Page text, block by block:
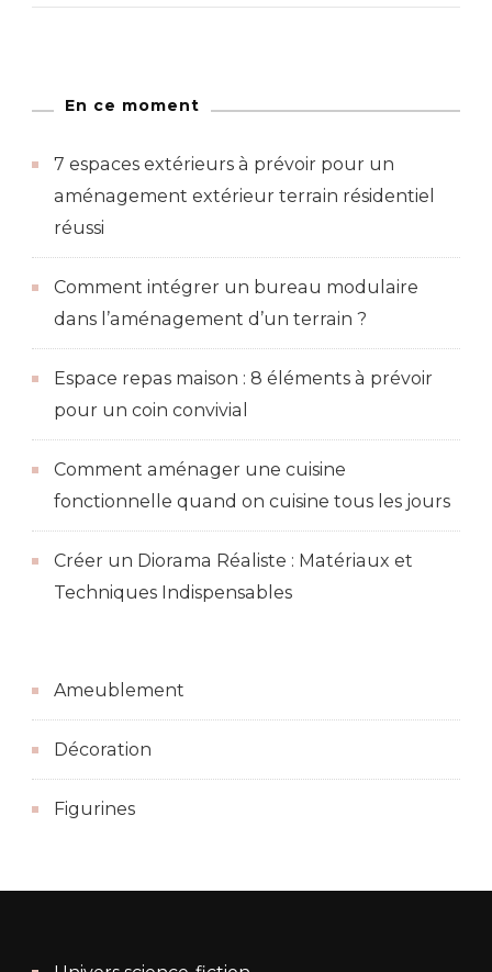
En ce moment
7 espaces extérieurs à prévoir pour un
aménagement extérieur terrain résidentiel
réussi
Comment intégrer un bureau modulaire
dans l’aménagement d’un terrain ?
Espace repas maison : 8 éléments à prévoir
pour un coin convivial
Comment aménager une cuisine
fonctionnelle quand on cuisine tous les jours
Créer un Diorama Réaliste : Matériaux et
Techniques Indispensables
Ameublement
Décoration
Figurines